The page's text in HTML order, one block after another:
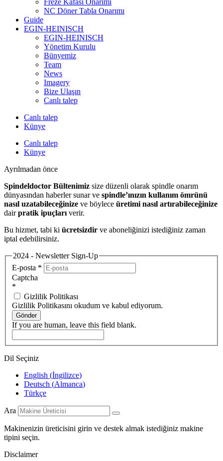
NC Döner Tabla Onarımı
Guide
EGIN-HEINISCH
EGIN-HEINISCH
Yönetim Kurulu
Bünyemiz
Team
News
Imagery
Bize Ulaşın
Canlı talep
Canlı talep
Künye
Canlı talep
Künye
Ayrılmadan önce
Spindeldoctor Bültenimiz size düzenli olarak spindle onarım
dünyasından haberler sunar ve spindle’ınızın kullanım ömrünü
nasıl uzatabileceğinize ve böylece üretimi nasıl artırabileceğinize
dairpratik ipuçları verir.
Bu hizmet, tabi ki ücretsizdir ve aboneliğinizi istediğiniz zaman
iptal edebilirsiniz.
2024 - Newsletter Sign-Up
E-posta *
Captcha
*
Gizlilik Politikası
Gizlilik Politikasını okudum ve kabul ediyorum.
Gönder
If you are human, leave this field blank.
Dil Seçiniz
English (İngilizce)
Deutsch (Almanca)
Türkçe
Ara
Makinenizin üreticisini girin ve destek almak istediğiniz makine
tipini seçin.
Disclaimer